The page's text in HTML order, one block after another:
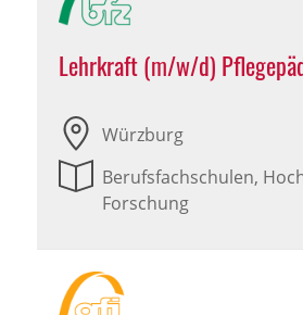
Lehrkraft (m/w/d)
Würzburg
Berufsfachschulen,
Forschung